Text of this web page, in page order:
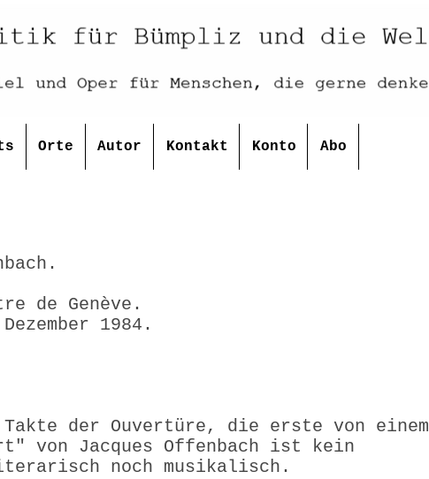
Orte Autor Kontakt Konto Abo
de Genève.
1984.
der Ouvertüre, die erste von einem
von Jacques Offenbach ist kein
noch musikalisch.